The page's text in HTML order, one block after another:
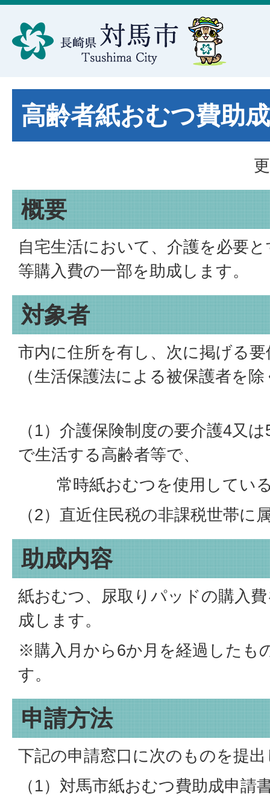
高齢者紙おむつ費助
概要
自宅生活において、介護を必要
等購入費の一部を助成します。
対象者
市内に住所を有し、次に掲げる
（生活保護法による被保護者を
（1）介護保険制度の要介護4又
で生活する高齢者等で、
常時紙おむつを使用してい
（2）直近住民税の非課税世帯に
助成内容
紙おむつ、尿取りパッドの購入
成します。
※購入月から6か月を経過したも
す。
申請方法
下記の申請窓口に次のものを提
（1）対馬市紙おむつ費助成申請